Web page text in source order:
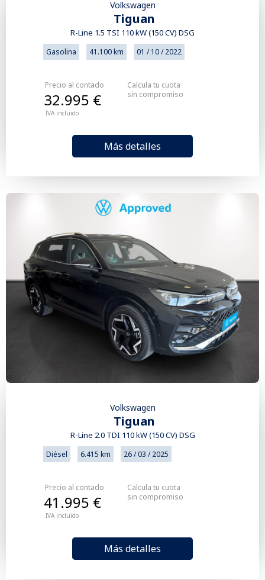
Volkswagen
Tiguan
R-Line 1.5 TSI 110 kW (150 CV) DSG
Gasolina 41.100 km 01 / 10 / 2022
Precio al contado
IVA incluido
32.995 €
Más detalles
Calcula tu cuota
sin compromiso
Volkswagen
Tiguan
R-Line 2.0 TDI 110 kW (150 CV) DSG
Diésel 6.415 km 26 / 03 / 2025
Precio al contado
IVA incluido
41.995 €
Más detalles
Calcula tu cuota
sin compromiso